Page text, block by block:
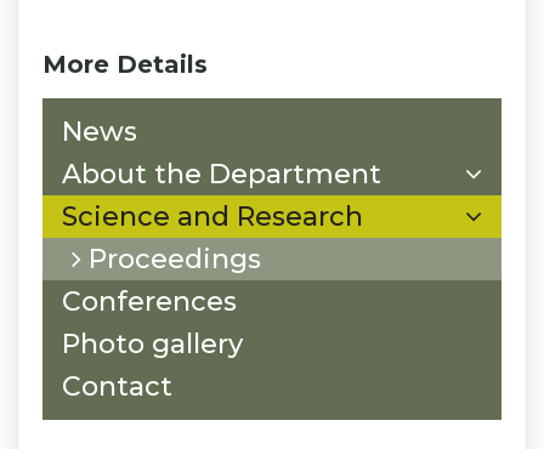
More Details
News
About the Department
Science and Research
Proceedings
Conferences
Photo gallery
Contact